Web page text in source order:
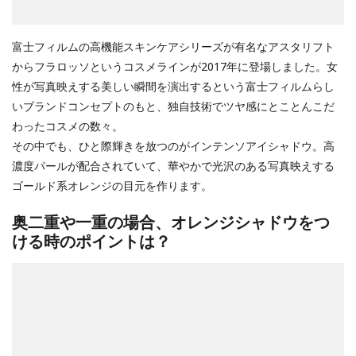
富士フィルムの高機能スキンケアシリーズが有名なアスタリフト
からフラロッソというコスメラインが2017年に登場しました。女
性が写真映えする美しい瞬間を演出するという富士フィルムらし
いブランドコンセプトのもと、独自技術でツヤ感にとことんこだ
わったコスメの数々。
その中でも、ひと際輝きを放つのがインテンソアイシャドウ。高
濃度パールが配合されていて、華やかで光沢のある写真映えする
ゴールド系オレンジの目元を作ります。
奥二重や一重の場合、オレンジシャドウをつ
ける時のポイントは？